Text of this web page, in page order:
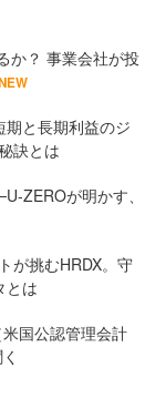
か？ 事業会社が投
期と長期利益のジ
訣とは
ZEROが明かす、
が挑むHRDX。守
とは
国公認管理会計